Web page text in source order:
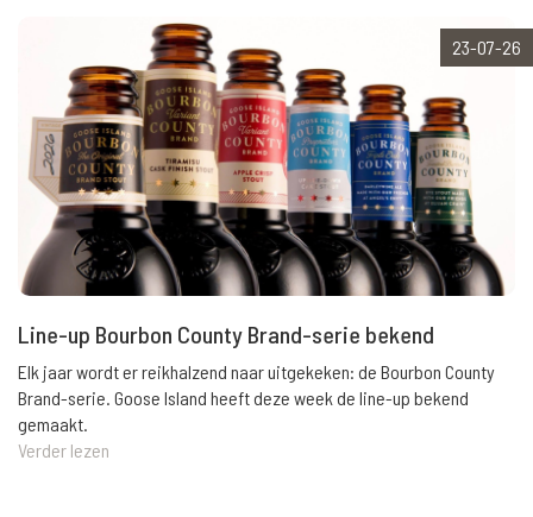
23-07-26
Line-up Bourbon County Brand-serie bekend
Elk jaar wordt er reikhalzend naar uitgekeken: de Bourbon County
Brand-serie. Goose Island heeft deze week de line-up bekend
gemaakt.
Verder lezen